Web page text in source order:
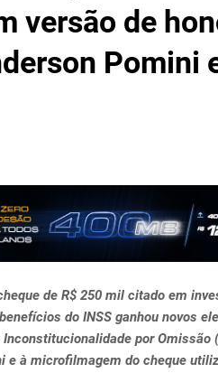
versão de
Pomini
de R$ 250 mil citado em
do INSS ganhou novos
por Omissão
e à microfilmagem do cheque